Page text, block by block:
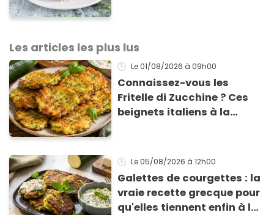
Les articles les plus lus
Le 01/08/2026 à 09h00
Connaissez-vous les
Fritelle di Zucchine ? Ces
beignets italiens à la
Le 05/08/2026 à 12h00
Galettes de courgettes : la
vraie recette grecque pour
qu'elles tiennent enfin à la